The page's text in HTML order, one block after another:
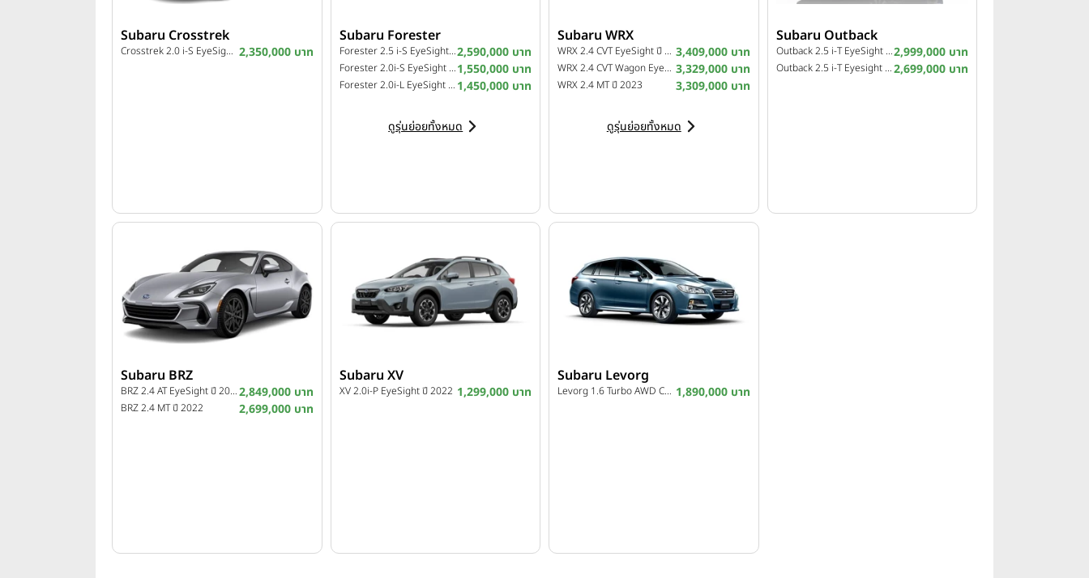
Subaru Crosstrek
Crosstrek 2.0 i-S EyeSight ปี 2026 2,350,000 บาท
Subaru Forester
Forester 2.5 i-S EyeSight ปี 20252,590,000 บาท
Forester 2.0i-S EyeSight ปี 20221,550,000 บาท
Forester 2.0i-L EyeSight ปี 2022 1,450,000 บาท
ดูรุ่นย่อยทั้งหมด
Subaru WRX
WRX 2.4 CVT EyeSight ปี 2023 3,409,000 บาท
WRX 2.4 CVT Wagon EyeSight ปี 2023 3,329,000 บาท
WRX 2.4 MT ปี 2023 3,309,000 บาท
ดูรุ่นย่อยทั้งหมด
Subaru Outback
Outback 2.5 i-T EyeSight ปี 20232,999,000 บาท
Outback 2.5 i-T Eyesight 4WD ปี 20212,699,000 บาท
Subaru BRZ
BRZ 2.4 AT EyeSight ปี 20222,849,000 บาท
BRZ 2.4 MT ปี 2022 2,699,000 บาท
Subaru XV
XV 2.0i-P EyeSight ปี 2022 1,299,000 บาท
Subaru Levorg
Levorg 1.6 Turbo AWD CVT ปี 2015 1,890,000 บาท